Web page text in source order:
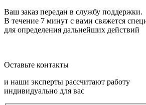
Ваш заказ передан в службу поддержки.
В течение 7 минут с вами свяжется
для определения дальнейших действий
Оставьте контакты
и наши эксперты рассчитают работу
индивидуально для вас